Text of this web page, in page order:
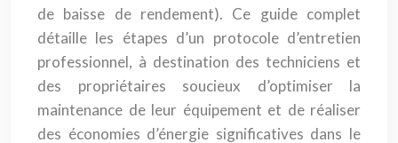
de baisse de rendement). Ce guide complet
détaille les étapes d’un protocole d’entretien
professionnel, à destination des techniciens et
des propriétaires soucieux d’optimiser la
maintenance de leur équipement et de réaliser
des économies d’énergie significatives dans le